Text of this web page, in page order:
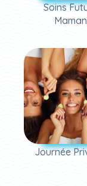
Soins
Journée